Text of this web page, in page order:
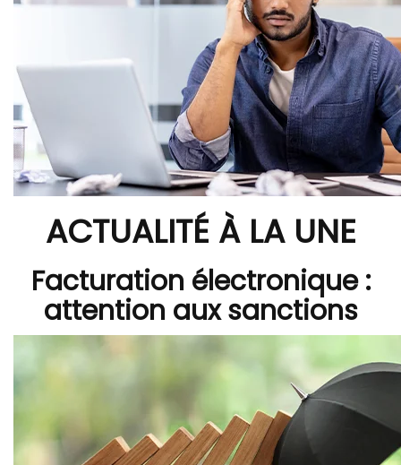
ACTUALITÉ À LA UNE
Facturation électronique :
attention aux sanctions